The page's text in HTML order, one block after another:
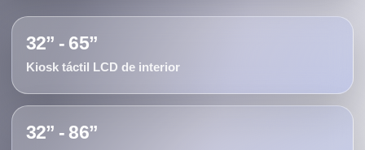
32” - 65”
Kiosk táctil LCD de interior
32” - 86”